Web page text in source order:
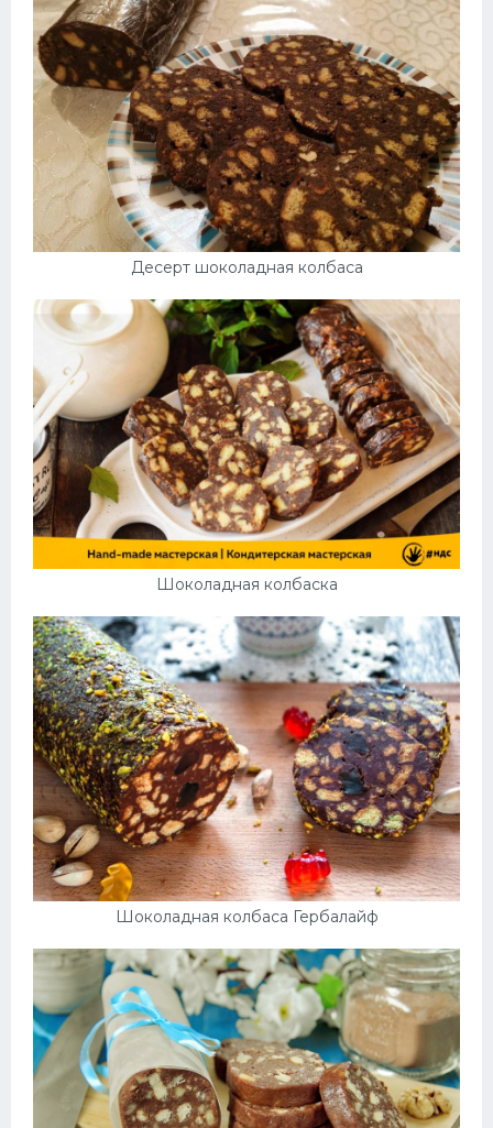
Десерт шоколадная колбаса
Шоколадная колбаска
Шоколадная колбаса Гербалайф